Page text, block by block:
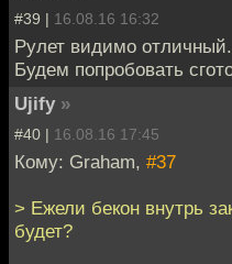
#39 | 16.08.16 16:32
Рулет видимо
Будем попробовать
Ujify »
#40 | 16.08.16 17:45
Кому: Graham, #37
> Ежели бекон внутрь
будет?